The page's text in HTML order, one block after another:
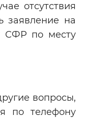
отсутствия
заявление на
СФР по месту
вопросы,
по телефону